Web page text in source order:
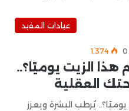
عيادات المفيد
0 1٬374
الزيت يوميًا؟..
العقلية
يُرطب البشرة ويعزز